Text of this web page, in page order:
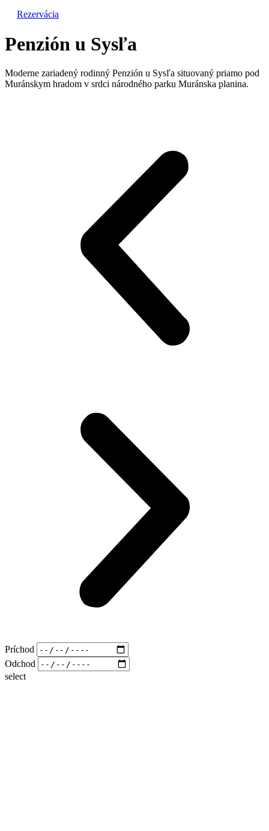
Rezervácia
Penzión u Sysľa
Moderne zariadený rodinný Penzión u Sysľa situovaný priamo pod
Muránskym hradom v srdci národného parku Muránska planina.
Príchod
Odchod
select